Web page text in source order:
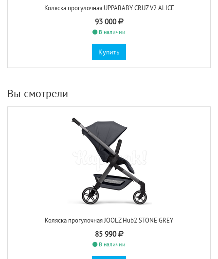
Коляска прогулочная UPPABABY CRUZ V2 ALICE
93 000
В наличии
Купить
Вы смотрели
Коляска прогулочная JOOLZ Hub2 STONE GREY
85 990
В наличии